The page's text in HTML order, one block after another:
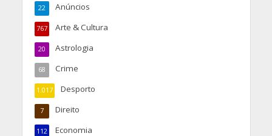
Anúncios
22
Arte & Cultura
767
Astrologia
20
Crime
68
Desporto
1.017
Direito
7
Economia
112